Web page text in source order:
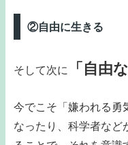
②自由に生きる
そして次に 「自由
今でこそ「嫌われる勇
なったり、科学者など